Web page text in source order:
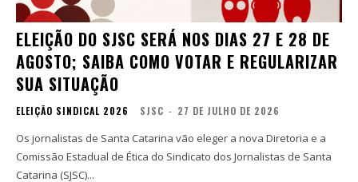
ELEIÇÃO DO SJSC SERÁ NOS DIAS 27 E 28 DE
AGOSTO; SAIBA COMO VOTAR E REGULARIZAR
SUA SITUAÇÃO
ELEIÇÃO SINDICAL 2026 SJSC - 27 DE JULHO DE 2026
Os jornalistas de Santa Catarina vão eleger a nova Diretoria e a
Comissão Estadual de Ética do Sindicato dos Jornalistas de Santa
Catarina (SJSC)...